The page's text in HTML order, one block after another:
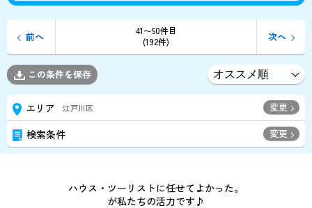
41〜50件目
(192件)
前へ 次へ
この条件を保存
エリア 江戸川区 変更
検索条件 変更
ハウス・ツーリストに任せてよかった。
が私たちの活力です♪